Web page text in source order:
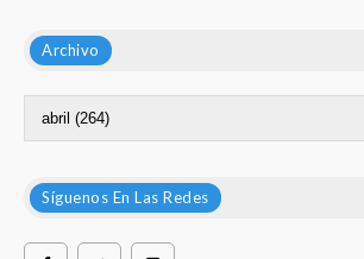
Archivo
Síguenos En Las Redes